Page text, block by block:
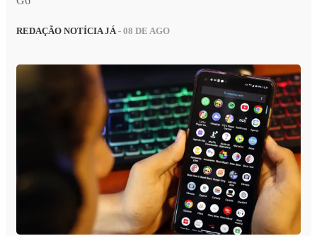
REDAÇÃO NOTÍCIA JÁ - 08 DE AGO